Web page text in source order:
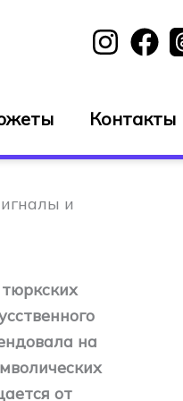
Контакты
и
на
от